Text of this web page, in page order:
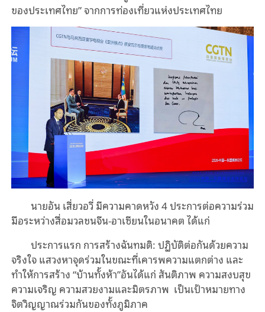
ของประเทศไทย” จากการท่องเที่ยวแห่งประเทศไทย
นายอัน เสี่ยวอวี่ มีความคาดหวัง 4 ประการต่อความร่วม
มือระหว่างสื่อมวลชนจีน-อาเซียนในอนาคต ได้แก่
ประการแรก การสร้างฉันทมติ: ปฏิบัติต่อกันด้วยความ
จริงใจ แสวงหาจุดร่วมในขณะที่เคารพความแตกต่าง และ
ทำให้การสร้าง “บ้านทั้งห้า”อันได้แก่ สันติภาพ ความสงบสุข
ความเจริญ ความสวยงามและมิตรภาพ เป็นเป้าหมายทาง
จิตวิญญาณร่วมกันของทั้งภูมิภาค